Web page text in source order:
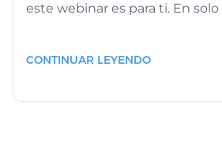
este webinar es para ti. En
CONTINUAR LEYENDO